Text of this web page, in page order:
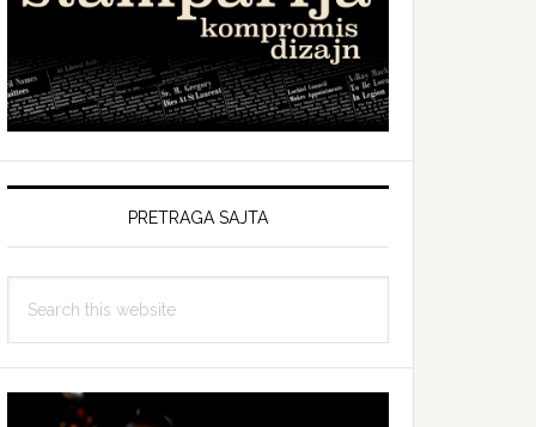
PRETRAGA SAJTA
this